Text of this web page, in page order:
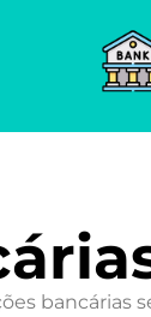
bancárias